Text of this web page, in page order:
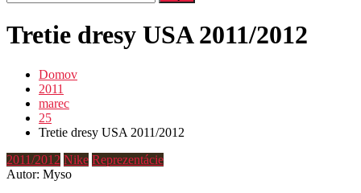
Tretie dresy USA 2011/2012
Domov
2011
marec
25
Tretie dresy USA 2011/2012
2011/2012 Nike Reprezentácie
Autor: Myso